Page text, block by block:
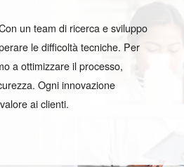
un team di ricerca e sviluppo
le difficoltà tecniche. Per
a ottimizzare il processo,
Ogni innovazione
ai clienti.